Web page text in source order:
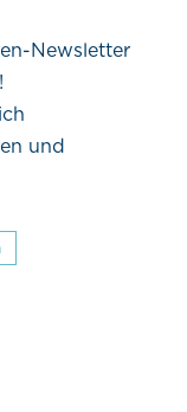
Newsletter
und